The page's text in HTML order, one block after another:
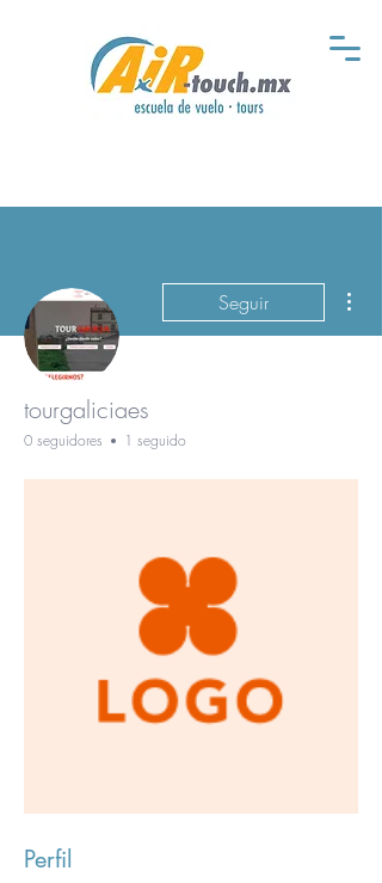
Seguir
tourgaliciaes
0 seguidores 1 seguido
Perfil